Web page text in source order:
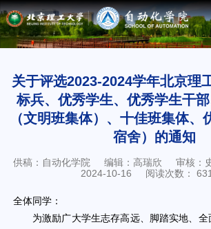
关于评选2023-2024学年北京理
标兵、优秀学生、优秀学生干
（文明班集体）、十佳班集体、
宿舍）的通知
供稿：自动化学院 编辑：高瑞欣 审核：
2024-10-16
阅读次数：
全体同学：
为激励广大学生志存高远、脚踏实地、全